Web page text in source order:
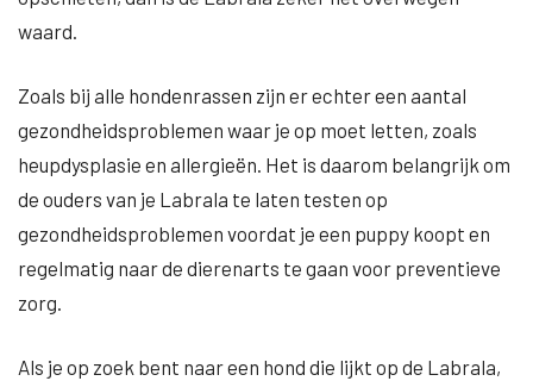
waard.
Zoals bij alle hondenrassen zijn er echter een aantal
gezondheidsproblemen waar je op moet letten, zoals
heupdysplasie en allergieën. Het is daarom belangrijk om
de ouders van je Labrala te laten testen op
gezondheidsproblemen voordat je een puppy koopt en
regelmatig naar de dierenarts te gaan voor preventieve
zorg.
Als je op zoek bent naar een hond die lijkt op de Labrala,